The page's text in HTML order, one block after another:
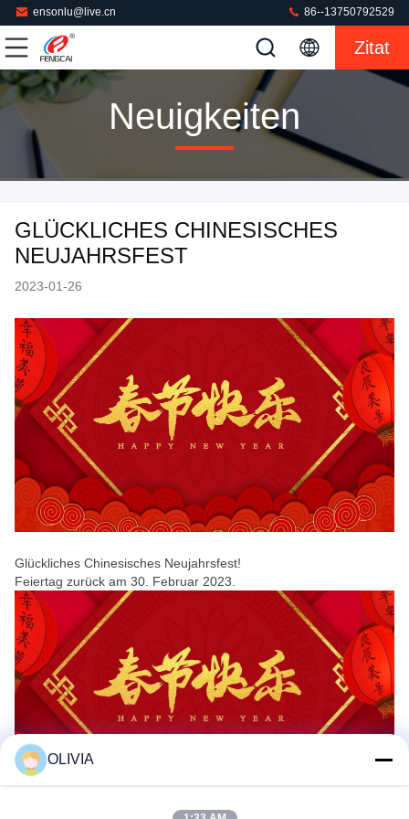
ensonlu@live.cn 86--13750792529
Zitat
Neuigkeiten
GLÜCKLICHES CHINESISCHES
NEUJAHRSFEST
2023-01-26
Glückliches Chinesisches Neujahrsfest!
Feiertag zurück am 30. Februar 2023.
OLIVIA